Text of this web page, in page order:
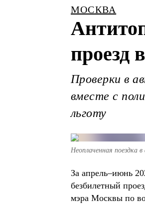
МОСКВА
проезд
Проверки в
вместе с
льготу
Неоплаченная поездка
За апрель–июнь
безбилетный
мэра Москвы по